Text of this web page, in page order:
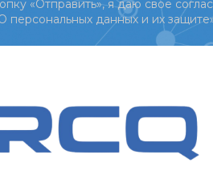
«Отправить», я даю свое
персональных данных и их